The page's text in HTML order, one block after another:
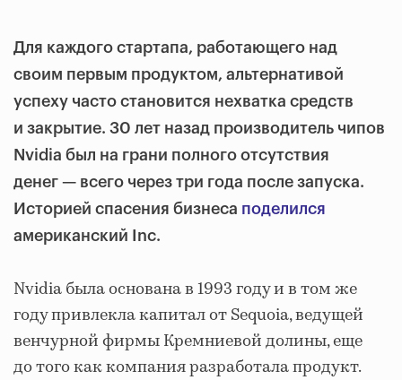
Для каждого стартапа, работающего над
своим первым продуктом, альтернативой
успеху часто становится нехватка средств
и закрытие. 30 лет назад производитель чипов
Nvidia был на грани полного отсутствия
денег — всего через три года после запуска.
Историей спасения бизнеса поделился
американский Inc.
Nvidia была основана в 1993 году и в том же
году привлекла капитал от Sequoia, ведущей
венчурной фирмы Кремниевой долины, еще
до того как компания разработала продукт.